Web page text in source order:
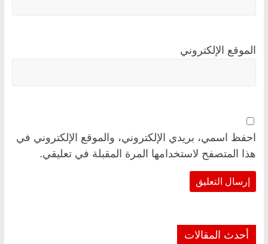
الموقع الإلكتروني
احفظ اسمي، بريدي الإلكتروني، والموقع الإلكتروني في
هذا المتصفح لاستخدامها المرة المقبلة في تعليقي.
أحدث المقالات